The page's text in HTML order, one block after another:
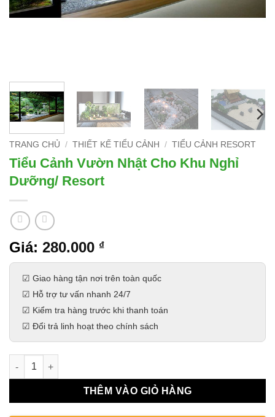
TRANG CHỦ / THIẾT KẾ TIỂU CẢNH / TIỂU CẢNH RESORT
Tiểu Cảnh Vườn Nhật Cho Khu Nghỉ
Dưỡng/ Resort
Giá: 280.000 ₫
☑ Giao hàng tận nơi trên toàn quốc
☑ Hỗ trợ tư vấn nhanh 24/7
☑ Kiểm tra hàng trước khi thanh toán
☑ Đổi trả linh hoạt theo chính sách
Tiểu Cảnh Vườn Nhật Cho Khu Nghỉ Dưỡng/ Resort số lượng
THÊM VÀO GIỎ HÀNG